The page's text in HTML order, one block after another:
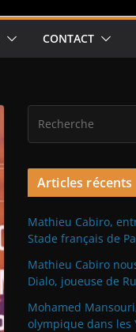
CONTACT
Articles récents
Mathieu Cabiro,
Stade français de
Mathieu Cabiro
Dialo, joueuse de
Mohamed
olympique dans les